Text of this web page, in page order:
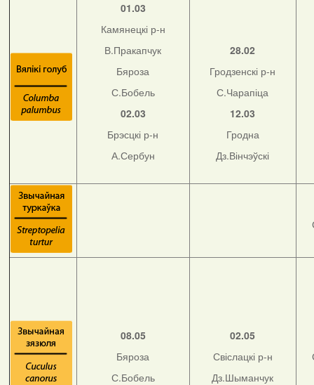
01.03
Камянецкі р-н
В.Пракапчук
Бяроза
С.Бобель
02.03
Брэсцкі р-н
А.Сербун
28.02
Гродзенскі р-н
С.Чарапіца
12.03
Гродна
Дз.Вінчэўскі
08.05
Бяроза
С.Бобель
02.05
Свіслацкі р-н
Дз.Шыманчук